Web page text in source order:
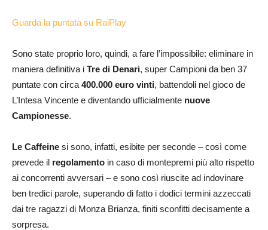
Guarda la puntata su RaiPlay
Sono state proprio loro, quindi, a fare l’impossibile: eliminare in
maniera definitiva i Tre di Denari, super Campioni da ben 37
puntate con circa 400.000 euro vinti, battendoli nel gioco de
L’Intesa Vincente e diventando ufficialmente nuove
Campionesse.
Le Caffeine si sono, infatti, esibite per seconde – così come
prevede il regolamento in caso di montepremi più alto rispetto
ai concorrenti avversari – e sono così riuscite ad indovinare
ben tredici parole, superando di fatto i dodici termini azzeccati
dai tre ragazzi di Monza Brianza, finiti sconfitti decisamente a
sorpresa.